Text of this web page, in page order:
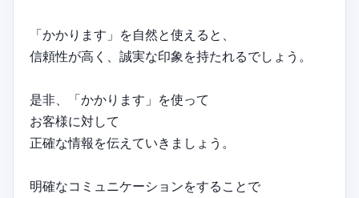
「かかります」を自然と使えると、
信頼性が高く、誠実な印象を持たれるでしょう。
是非、「かかります」を使って
お客様に対して
正確な情報を伝えていきましょう。
明確なコミュニケーションをすることで